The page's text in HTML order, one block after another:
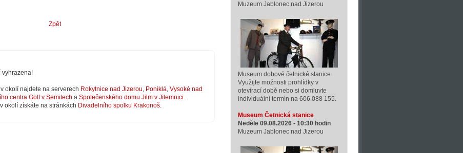
Zpět
vyhrazena!
okolí najdete na serverech Rokytnice nad Jizerou, Poniklá, Vysoké nad
centra Golf v Semilech a Společenského domu Jilm v Jilemnici.
okolí získáte na stránkách Divadelního spolku Krakonoš.
Muzeum Jablonec nad Jizerou
Museum dobové četnické stanice.
Využijte možnosti prohlídky v
otevírací době nebo si domluvte
individuální termín na 606 088 155.
Museum Četnická stanice
Neděle 09.08.2026 - 10:30 hodin
Muzeum Jablonec nad Jizerou